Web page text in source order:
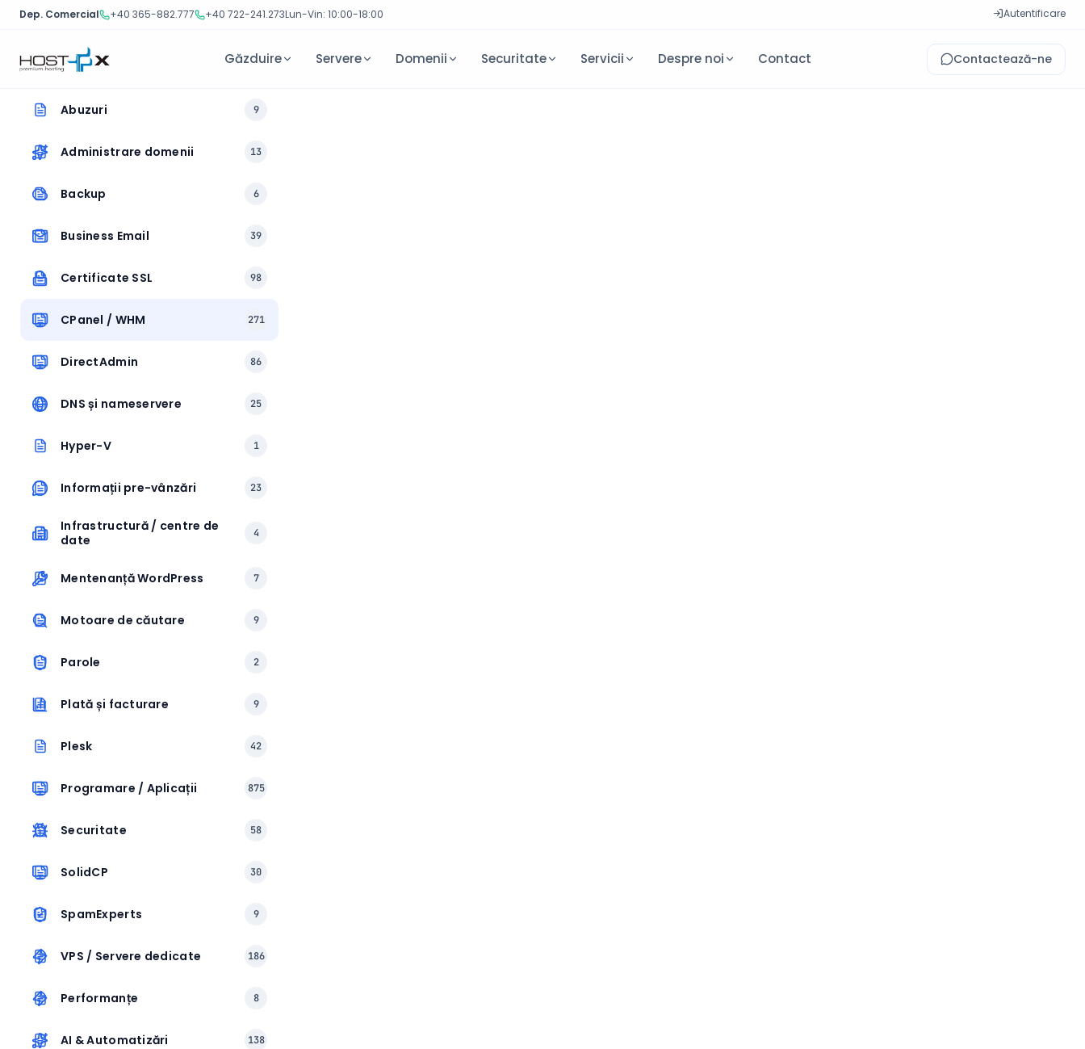
Dep. Comercial +40 365-882.777 +40 722-241.273Lun-Vin: 10:00-18:00 Autentificare
Găzduire Servere Domenii Securitate Servicii Despre noi Contact Contactează-ne
Abuzuri 9
Administrare domenii 13
Backup 6
Business Email 39
Certificate SSL 98
CPanel / WHM 271
DirectAdmin 86
DNS și nameservere 25
Hyper-V 1
Informații pre-vânzări 23
Infrastructură / centre de
date
4
Mentenanță WordPress 7
Motoare de căutare 9
Parole 2
Plată și facturare 9
Plesk 42
Programare / Aplicații 875
Securitate 58
SolidCP 30
SpamExperts 9
VPS / Servere dedicate 186
Performanțe 8
AI & Automatizări 138